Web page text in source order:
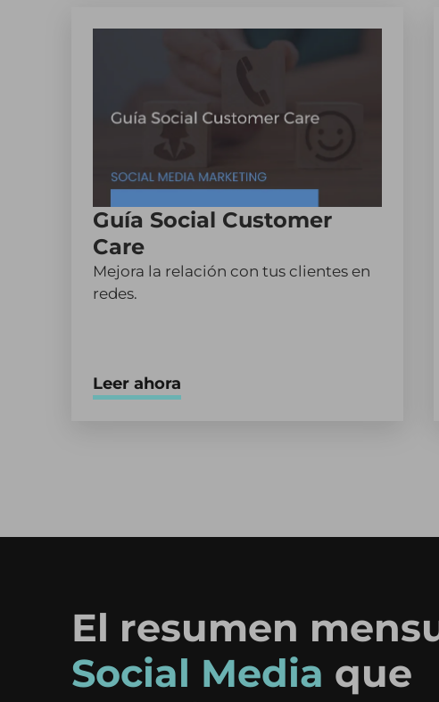
Guía Social Customer
Care
Mejora la relación con tus clientes en
redes.
Leer ahora
El resumen
Social Media que